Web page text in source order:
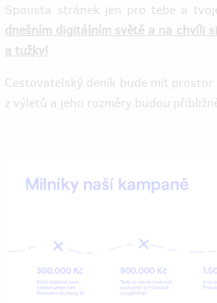
Spousta stránek jen pro tebe a
dnešním digitálním světě a na chvíli
a tužky!
Cestovatelský deník bude mít
z výletů a jeho rozměry budou